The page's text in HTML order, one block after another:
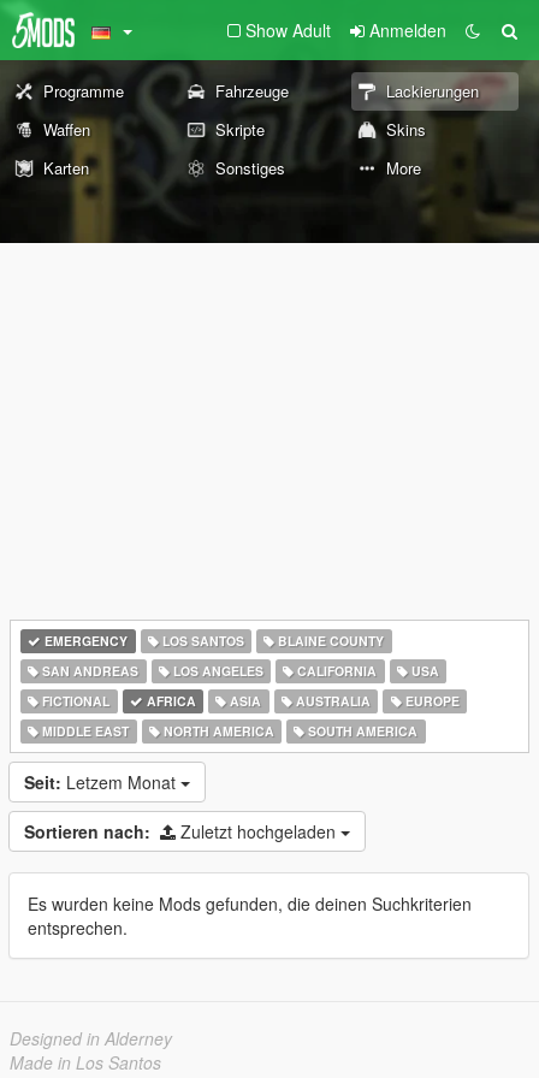
Show Adult Anmelden
Programme Fahrzeuge
Lackierungen
Waffen
Skripte
Skins
Karten
Sonstiges More
EMERGENCY LOS SANTOS
BLAINE COUNTY
SAN ANDREAS
LOS ANGELES CALIFORNIA
USA
FICTIONAL
AFRICA ASIA AUSTRALIA
EUROPE
MIDDLE EAST
NORTH AMERICA SOUTH AMERICA
Seit: Letzem Monat
Sortieren nach: Zuletzt hochgeladen
Es wurden keine Mods gefunden, die deinen Suchkriterien
entsprechen.
Designed in Alderney
Made in Los Santos